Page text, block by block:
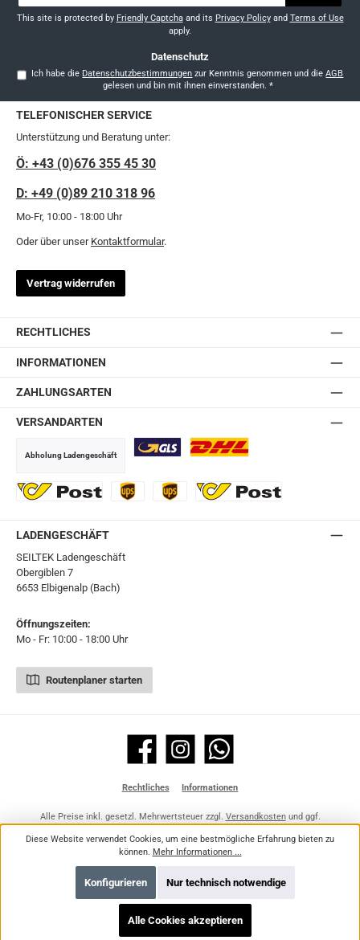
*
This site is protected by Friendly Captchaand its Privacy Policyand Terms of Use
apply.
Datenschutz
Ich habe die Datenschutzbestimmungen zur Kenntnis genommen und dieAGB
gelesen und bin mit ihnen einverstanden. *
TELEFONISCHER SERVICE
Unterstützung und Beratung unter:
Ö: +43 (0)676 355 45 30
D: +49 (0)89 210 318 96
Mo-Fr, 10:00 - 18:00 Uhr
Oder über unser Kontaktformular.
Vertrag widerrufen
RECHTLICHES
INFORMATIONEN
ZAHLUNGSARTEN
VERSANDARTEN
Abholung Ladengeschäft
LADENGESCHÄFT
SEILTEK Ladengeschäft
Obergiblen 7
6653 Elbigenalp (Bach)
Öffnungszeiten:
Mo - Fr: 10:00 - 18:00 Uhr
Routenplaner starten
Facebook Instagram WhatsApp
Rechtliches Informationen
Alle Preise inkl. gesetzl. Mehrwertsteuer zzgl. Versandkostenund ggf.
Diese Website verwendet Cookies, um eine bestmögliche Erfahrung bieten zu
können. Mehr Informationen ...
Nur technisch notwendige
Konfigurieren
Alle Cookies akzeptieren